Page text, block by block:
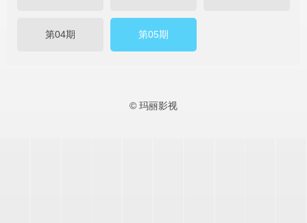
第04期 第05期
© 玛丽影视